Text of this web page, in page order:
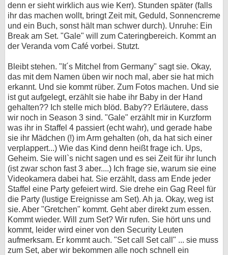
denn er sieht wirklich aus wie Kerr). Stunden später (falls
ihr das machen wollt, bringt Zeit mit, Geduld, Sonnencreme
und ein Buch, sonst hält man schwer durch). Unruhe: Ein
Break am Set. "Gale" will zum Cateringbereich. Kommt an
der Veranda vom Café vorbei. Stutzt.
Bleibt stehen. "It´s Mitchel from Germany" sagt sie. Okay,
das mit dem Namen üben wir noch mal, aber sie hat mich
erkannt. Und sie kommt rüber. Zum Fotos machen. Und sie
ist gut aufgelegt, erzählt sie habe ihr Baby in der Hand
gehalten?? Ich stelle mich blöd. Baby?? Erläutere, dass
wir noch in Season 3 sind. "Gale" erzählt mir in Kurzform
was ihr in Staffel 4 passiert (echt wahr), und gerade habe
sie ihr Mädchen (!) im Arm gehalten (oh, da hat sich einer
verplappert...) Wie das Kind denn heißt frage ich. Ups,
Geheim. Sie will`s nicht sagen und es sei Zeit für ihr lunch
(ist zwar schon fast 3 aber....) Ich frage sie, warum sie eine
Videokamera dabei hat. Sie erzählt, dass am Ende jeder
Staffel eine Party gefeiert wird. Sie drehe ein Gag Reel für
die Party (lustige Ereignisse am Set). Ah ja. Okay, weg ist
sie. Aber "Gretchen" kommt. Geht aber direkt zum essen.
Kommt wieder. Will zum Set? Wir rufen. Sie hört uns und
kommt, leider wird einer von den Security Leuten
aufmerksam. Er kommt auch. "Set call Set call" ... sie muss
zum Set, aber wir bekommen alle noch schnell ein